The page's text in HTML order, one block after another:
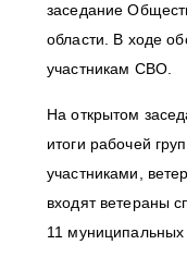
заседание
области. В ходе
участникам СВО.
На открытом
итоги рабочей
участниками,
входят ветераны
11 муниципальных